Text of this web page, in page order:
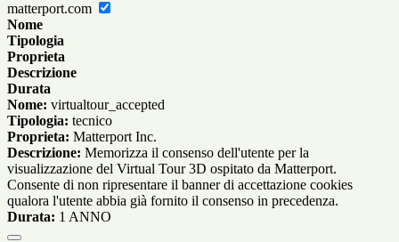
matterport.com
Nome
Tipologia
Proprieta
Descrizione
Durata
Nome: virtualtour_accepted
Tipologia: tecnico
Proprieta: Matterport Inc.
Descrizione: Memorizza il consenso dell'utente per la
visualizzazione del Virtual Tour 3D ospitato da Matterport.
Consente di non ripresentare il banner di accettazione cookies
qualora l'utente abbia già fornito il consenso in precedenza.
Durata: 1 ANNO